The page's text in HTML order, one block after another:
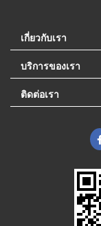
เกี่ยวกับเรา
บริการของเรา
ติดต่อเรา